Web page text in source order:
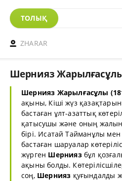
ТОЛЫҚ
ZHARAR
Шернияз Жарылғасұлы
Шернияз Жарылғасұлы
ақыны, Кіші жүз
бастаған ұлт-азаттық
қатысушы және оның
бірі. Исатай Тайманұлы
бастаған шаруалар
жүрген Шерниязбұл
ақыны болды.
соң, Шернияз қуғындалды